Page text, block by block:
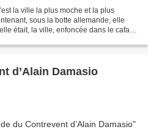
la ville la plus moche et la plus
sous la botte allemande, elle
était, la ville, enfoncée dans le cafard,
d’Alain Damasio